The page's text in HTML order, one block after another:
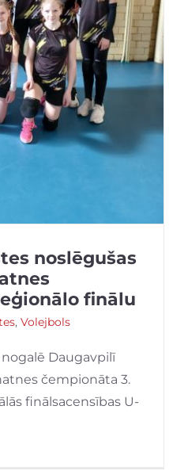
noslēgušas
finālu
, Volejbols
Daugavpilī
čempionāta 3.
finālsacensības U-